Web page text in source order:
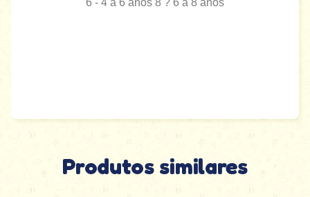
6 - 4 a 6 anos 8 ? 6 a 8 anos
Produtos similares